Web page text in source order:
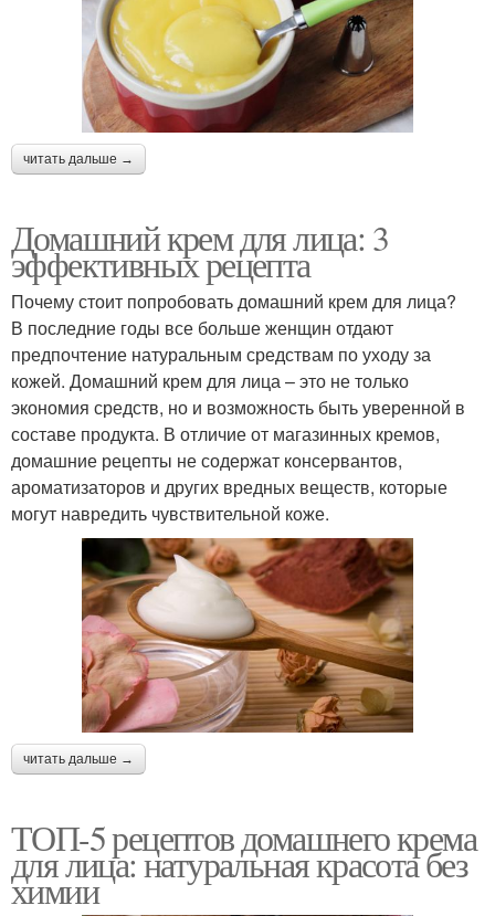
читать дальше →
Домашний крем для лица: 3
эффективных рецепта
Почему стоит попробовать домашний крем для лица?
В последние годы все больше женщин отдают
предпочтение натуральным средствам по уходу за
кожей. Домашний крем для лица – это не только
экономия средств, но и возможность быть уверенной в
составе продукта. В отличие от магазинных кремов,
домашние рецепты не содержат консервантов,
ароматизаторов и других вредных веществ, которые
могут навредить чувствительной коже.
читать дальше →
ТОП-5 рецептов домашнего крема
для лица: натуральная красота без
химии